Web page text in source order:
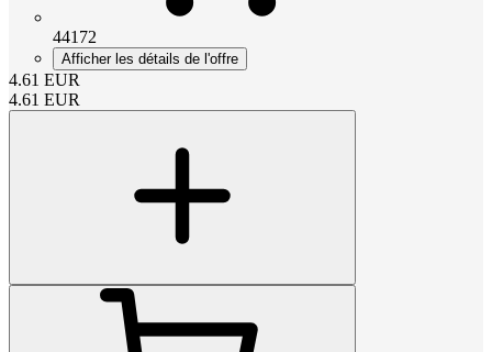
44172
Afficher les détails de l'offre
4.61 EUR
4.61 EUR